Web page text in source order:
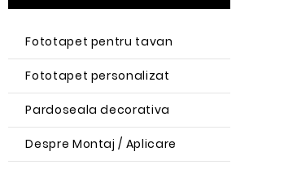
Fototapet pentru tavan
Fototapet personalizat
Pardoseala decorativa
Despre Montaj / Aplicare